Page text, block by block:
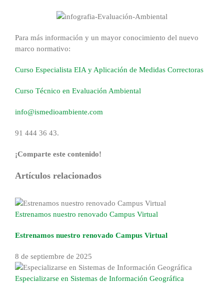
Para más información y un mayor conocimiento del nuevo
marco normativo:
Curso Especialista EIA y Aplicación de Medidas Correctoras
Curso Técnico en Evaluación Ambiental
info@ismedioambiente.com
91 444 36 43.
¡Comparte este contenido!
Facebook
X
Reddit
LinkedIn
WhatsApp
Tumblr
Pinterest
Correo
electrónico
Artículos relacionados
Estrenamos nuestro renovado Campus Virtual
Estrenamos nuestro renovado Campus Virtual
8 de septiembre de 2025
Especializarse en Sistemas de Información Geográfica